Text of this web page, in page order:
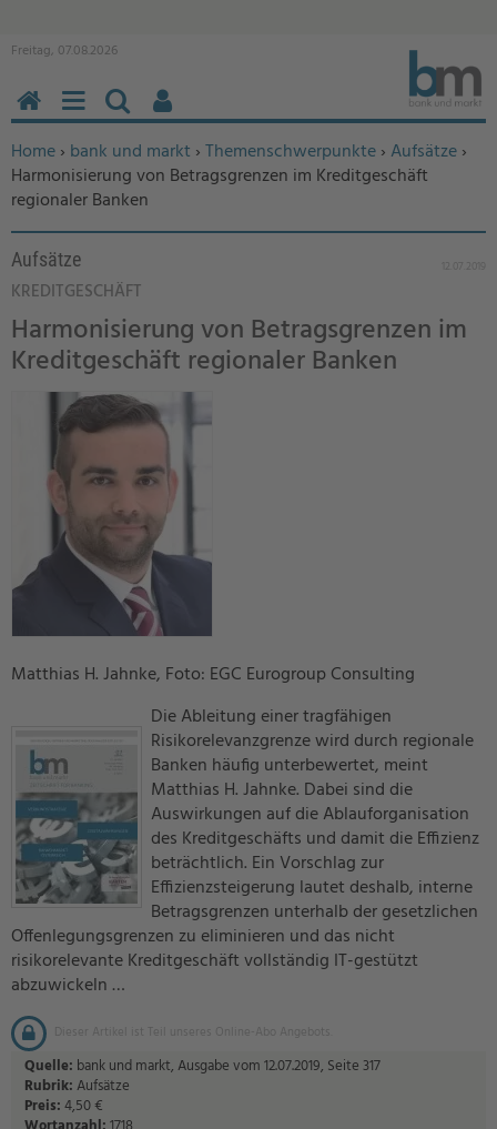
Freitag, 07.08.2026
Sie befinden sich hier:
Home› bank und markt ›Themenschwerpunkte› Aufsätze›
Harmonisierung von Betragsgrenzen im Kreditgeschäft
regionaler Banken
Aufsätze
KREDITGESCHÄFT
Harmonisierung von Betragsgrenzen im
Kreditgeschäft regionaler Banken
Matthias H. Jahnke, Foto: EGC Eurogroup Consulting
Die Ableitung einer tragfähigen
Risikorelevanzgrenze wird durch regionale
Banken häufig unterbewertet, meint
Matthias H. Jahnke. Dabei sind die
Auswirkungen auf die Ablauforganisation
des Kreditgeschäfts und damit die Effizienz
beträchtlich. Ein Vorschlag zur
Effizienzsteigerung lautet deshalb, interne
Betragsgrenzen unterhalb der gesetzlichen
Offenlegungsgrenzen zu eliminieren und das nicht
risikorelevante Kreditgeschäft vollständig IT-gestützt
abzuwickeln …
Dieser Artikel ist Teil unseres Online-Abo Angebots.
Quelle: bank und markt, Ausgabe vom 12.07.2019, Seite 317
Rubrik:Aufsätze
Preis:4,50 €
HOMEMENÜSUCHEN
BENUTZERFUNKTIONEN